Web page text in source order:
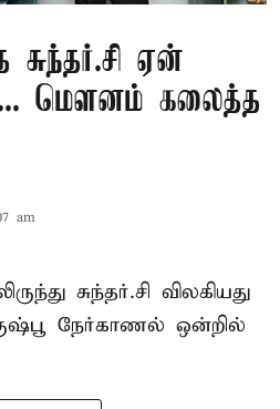
ஏன்
மௌனம் கலைத்த
am
சுந்தர்.சி விலகியது
நேர்காணல் ஒன்றில்